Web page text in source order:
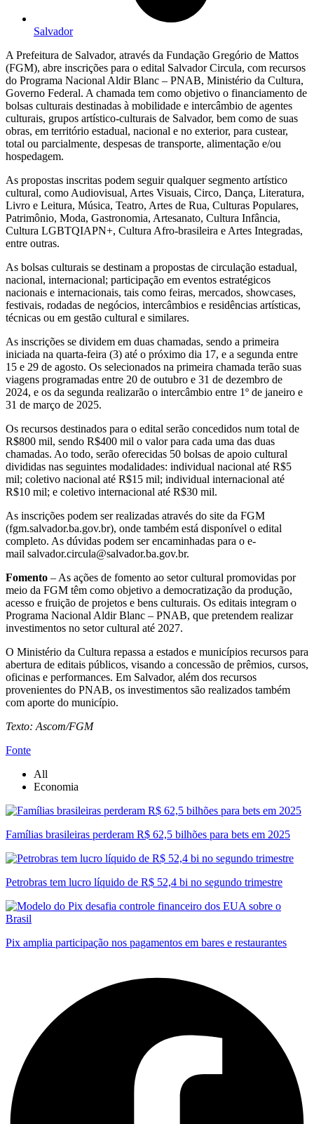
Salvador
A Prefeitura de Salvador, através da Fundação Gregório de Mattos
(FGM), abre inscrições para o edital Salvador Circula, com recursos
do Programa Nacional Aldir Blanc – PNAB, Ministério da Cultura,
Governo Federal. A chamada tem como objetivo o financiamento de
bolsas culturais destinadas à mobilidade e intercâmbio de agentes
culturais, grupos artístico-culturais de Salvador, bem como de suas
obras, em território estadual, nacional e no exterior, para custear,
total ou parcialmente, despesas de transporte, alimentação e/ou
hospedagem.
As propostas inscritas podem seguir qualquer segmento artístico
cultural, como Audiovisual, Artes Visuais, Circo, Dança, Literatura,
Livro e Leitura, Música, Teatro, Artes de Rua, Culturas Populares,
Patrimônio, Moda, Gastronomia, Artesanato, Cultura Infância,
Cultura LGBTQIAPN+, Cultura Afro-brasileira e Artes Integradas,
entre outras.
As bolsas culturais se destinam a propostas de circulação estadual,
nacional, internacional; participação em eventos estratégicos
nacionais e internacionais, tais como feiras, mercados, showcases,
festivais, rodadas de negócios, intercâmbios e residências artísticas,
técnicas ou em gestão cultural e similares.
As inscrições se dividem em duas chamadas, sendo a primeira
iniciada na quarta-feira (3) até o próximo dia 17, e a segunda entre
15 e 29 de agosto. Os selecionados na primeira chamada terão suas
viagens programadas entre 20 de outubro e 31 de dezembro de
2024, e os da segunda realizarão o intercâmbio entre 1º de janeiro e
31 de março de 2025.
Os recursos destinados para o edital serão concedidos num total de
R$800 mil, sendo R$400 mil o valor para cada uma das duas
chamadas. Ao todo, serão oferecidas 50 bolsas de apoio cultural
divididas nas seguintes modalidades: individual nacional até R$5
mil; coletivo nacional até R$15 mil; individual internacional até
R$10 mil; e coletivo internacional até R$30 mil.
As inscrições podem ser realizadas através do site da FGM
(fgm.salvador.ba.gov.br), onde também está disponível o edital
completo. As dúvidas podem ser encaminhadas para o e-
mail salvador.circula@salvador.ba.gov.br.
Fomento – As ações de fomento ao setor cultural promovidas por
meio da FGM têm como objetivo a democratização da produção,
acesso e fruição de projetos e bens culturais. Os editais integram o
Programa Nacional Aldir Blanc – PNAB, que pretendem realizar
investimentos no setor cultural até 2027.
O Ministério da Cultura repassa a estados e municípios recursos para
abertura de editais públicos, visando a concessão de prêmios, cursos,
oficinas e performances. Em Salvador, além dos recursos
provenientes do PNAB, os investimentos são realizados também
com aporte do município.
Texto: Ascom/FGM
Fonte
All
Economia
Famílias brasileiras perderam R$ 62,5 bilhões para bets em 2025
Petrobras tem lucro líquido de R$ 52,4 bi no segundo trimestre
Pix amplia participação nos pagamentos em bares e restaurantes